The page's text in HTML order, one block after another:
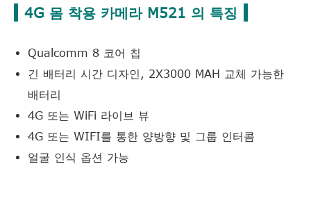
4G 몸 착용 카메라 M521 의 특징
Qualcomm 8 코어 칩
긴 배터리 시간 디자인, 2X3000 MAH 교체 가능한
배터리
4G 또는 WiFi 라이브 뷰
4G 또는 WIFI를 통한 양방향 및 그룹 인터콤
얼굴 인식 옵션 가능